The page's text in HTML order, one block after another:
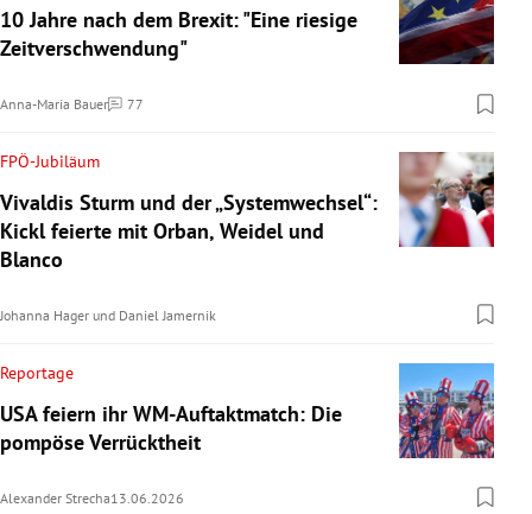
10 Jahre nach dem Brexit: "Eine riesige
Zeitverschwendung"
Anna-Maria Bauer 77
Kommentare
FPÖ-Jubiläum
Vivaldis Sturm und der „Systemwechsel“:
Kickl feierte mit Orban, Weidel und
Blanco
Johanna Hager und Daniel Jamernik
Reportage
USA feiern ihr WM-Auftaktmatch: Die
pompöse Verrücktheit
Alexander Strecha13.06.2026